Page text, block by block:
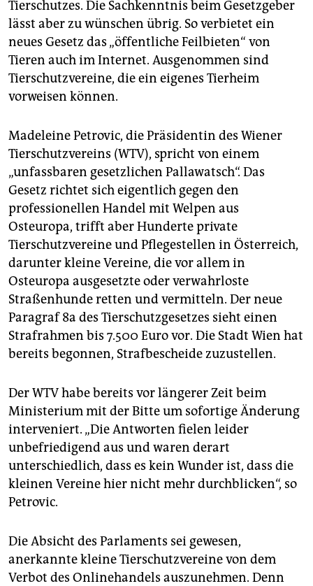
Tierschutzes. Die Sachkenntnis beim Gesetzgeber
lässt aber zu wünschen übrig. So verbietet ein
neues Gesetz das „öffentliche Feilbieten“ von
Tieren auch im Internet. Ausgenommen sind
Tierschutzvereine, die ein eigenes Tierheim
vorweisen können.
Madeleine Petrovic, die Präsidentin des Wiener
Tierschutzvereins (WTV), spricht von einem
„unfassbaren gesetzlichen Pallawatsch“. Das
Gesetz richtet sich eigentlich gegen den
professionellen Handel mit Welpen aus
Osteuropa, trifft aber Hunderte private
Tierschutzvereine und Pflegestellen in Österreich,
darunter kleine Vereine, die vor allem in
Osteuropa ausgesetzte oder verwahrloste
Straßenhunde retten und vermitteln. Der neue
Paragraf 8a des Tierschutzgesetzes sieht einen
Strafrahmen bis 7.500 Euro vor. Die Stadt Wien hat
bereits begonnen, Strafbescheide zuzustellen.
Der WTV habe bereits vor längerer Zeit beim
Ministerium mit der Bitte um sofortige Änderung
interveniert. „Die Antworten fielen leider
unbefriedigend aus und waren derart
unterschiedlich, dass es kein Wunder ist, dass die
kleinen Vereine hier nicht mehr durchblicken“, so
Petrovic.
Die Absicht des Parlaments sei gewesen,
anerkannte kleine Tierschutzvereine von dem
Verbot des Onlinehandels auszunehmen. Denn